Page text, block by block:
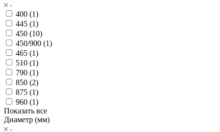
400 (1)
445 (1)
450 (10)
450/900 (1)
465 (1)
510 (1)
790 (1)
850 (2)
875 (1)
960 (1)
Показать все
Диаметр (мм)